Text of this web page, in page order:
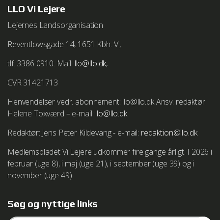
LLO Vi Lejere
Lejernes Landsorganisation
Reventlowsgade 14, 1651 Kbh. V.,
tlf. 3386 0910. Mail: llo@llo.dk,
CVR 31421713
Henvendelser vedr. abonnement: llo@llo.dk Ansv. redaktør:
Helene Toxværd – e-mail: llo@llo.dk
Redaktør: Jens Peter Kildevang - e-mail: redaktion@llo.dk
Medlemsbladet Vi Lejere udkommer fire gange årligt. I 2026 i
februar (uge 8), i maj (uge 21), i september (uge 39) og i
november (uge 49)
Søg og nyttige links